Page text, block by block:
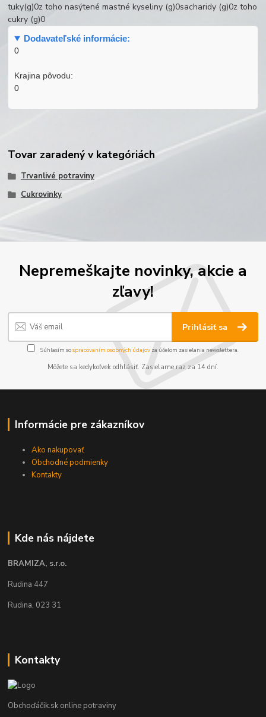
tuky(g)0z toho nasýtené mastné kyseliny (g)0sacharidy (g)0z toho
cukry (g)0
Dodavateľské informácie:
0
Krajina pôvodu:
0
Tovar zaradený v kategóriách
Trvanlivé potraviny
Cukrovinky
Nepremeškajte novinky, akcie a
zľavy!
Prihlásiť sa
Súhlasím sospracovaním osobných údajov za účelom zasielania newslettera.
Môžete sa kedykoľvek odhlásiť. Zasielame raz za 14 dní.
Informácie pre zákazníkov
Ako nakupovať
Obchodné podmienky
Kontakty
Kde nás nájdete
BRAMIZA, s.r.o.
Rudina 447
Rudina, 023 31
Kontakty
Obchoďáčik.sk online potraviny